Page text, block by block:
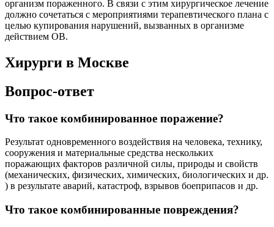
организм пораженного. В связи с этим хирургическое лечение
должно сочетаться с мероприятиями терапевтического плана с
целью купирования нарушений, вызванных в организме
действием ОВ.
Хирурги в Москве
Вопрос-ответ
Что такое комбинированное поражение?
Результат одновременного воздействия на человека, технику,
сооружения и материальные средства нескольких
поражающих факторов различной силы, природы и свойств
(механических, физических, химических, биологических и др.
) в результате аварий, катастроф, взрывов боеприпасов и др.
Что такое комбинированные повреждения?